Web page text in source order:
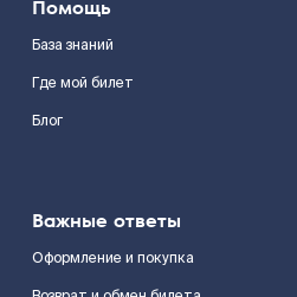
Помощь
База знаний
Где мой билет
Блог
Важные ответы
Оформление и покупка